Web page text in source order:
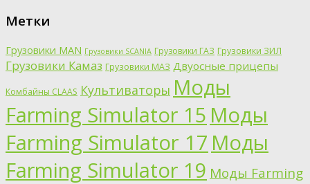
Метки
Грузовики MAN Грузовики SCANIA Грузовики ГАЗ Грузовики ЗИЛ
Грузовики Камаз Грузовики МАЗ Двуосные прицепы
Комбайны CLAAS Культиваторы Моды
Farming Simulator 15 Моды
Farming Simulator 17 Моды
Farming Simulator 19 Моды Farming